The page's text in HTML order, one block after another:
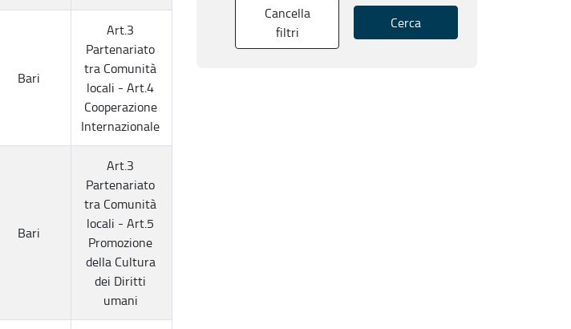
Bari
Art.3
Partenariato
tra Comunità
locali - Art.4
Cooperazione
Internazionale
Bari
Art.3
Partenariato
tra Comunità
locali - Art.5
Promozione
della Cultura
dei Diritti
umani
Cancella
filtri
Cerca